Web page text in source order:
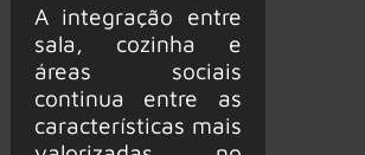
A integração entre
sala, cozinha e
áreas sociais
continua entre as
características mais